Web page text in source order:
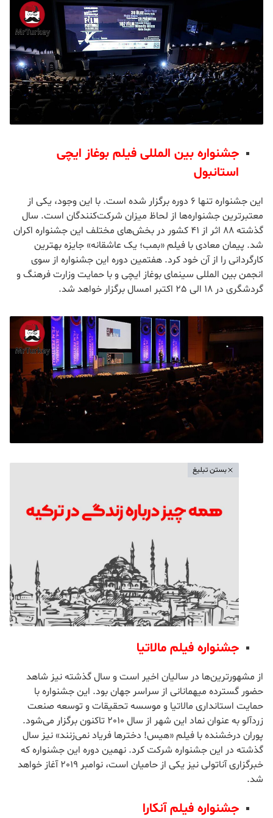
در برگزاری آن امسال بیست و ششمین دوره این جشنواره برگزار
خواهد شد. این دوره از مذکر جشنواره از 23 تا 29 سپتامبر در دو
بخش داخلی و بین المللی برگزار خوهد شد. در این جشنواره علاوه
بر فیلم های بلند و کوتاه، فیلم های دانشجویی نیز به رقابت می
پردازند.
جشنواره بین المللی فیلم بوغاز ایچی
استانبول
این جشنواره تنها 6 دوره برگزار شده است. با این وجود، یکی از
گذشته 88 اثر از 41 کشور در بخش‌های مختلف این جشنواره اکران
شد. پیمان معادی با فیلم «بمب؛ یک عاشقانه» جایزه بهترین
کارگردانی را از آن خود کرد. هفتمین دوره این جشنواره از سوی
انجمن بین المللی سینمای بوغاز ایچی و با حمایت وزارت فرهنگ و
گردشگری در 18 الی 25 اکتبر امسال برگزار خواهد شد.
جشنواره فیلم مالاتیا
از مشهورترین‌ها در سالیان اخیر است و سال گذشته نیز شاهد
حمایت استانداری مالاتیا و موسسه تحقیقات و توسعه صنعت